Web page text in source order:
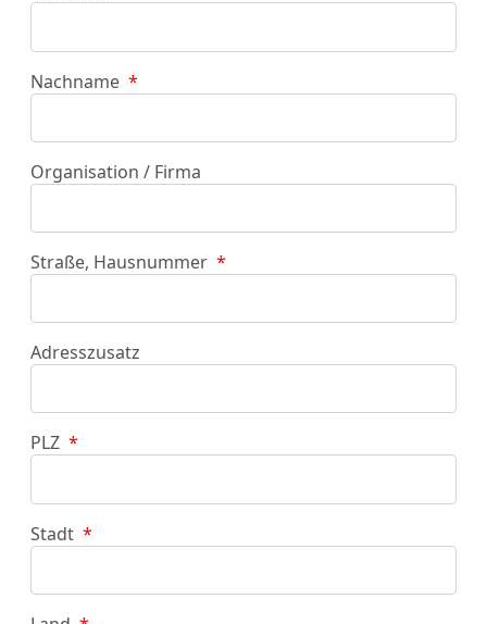
Nachname *
Organisation / Firma
Straße, Hausnummer *
Adresszusatz
PLZ *
Stadt *